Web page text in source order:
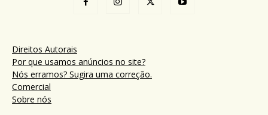
Direitos Autorais
Por que usamos anúncios no site?
Nós erramos? Sugira uma correção.
Comercial
Sobre nós